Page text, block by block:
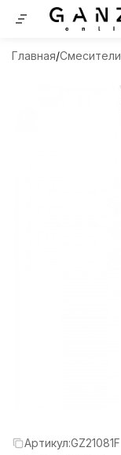
Главная Смесители
Артикул:GZ21081F